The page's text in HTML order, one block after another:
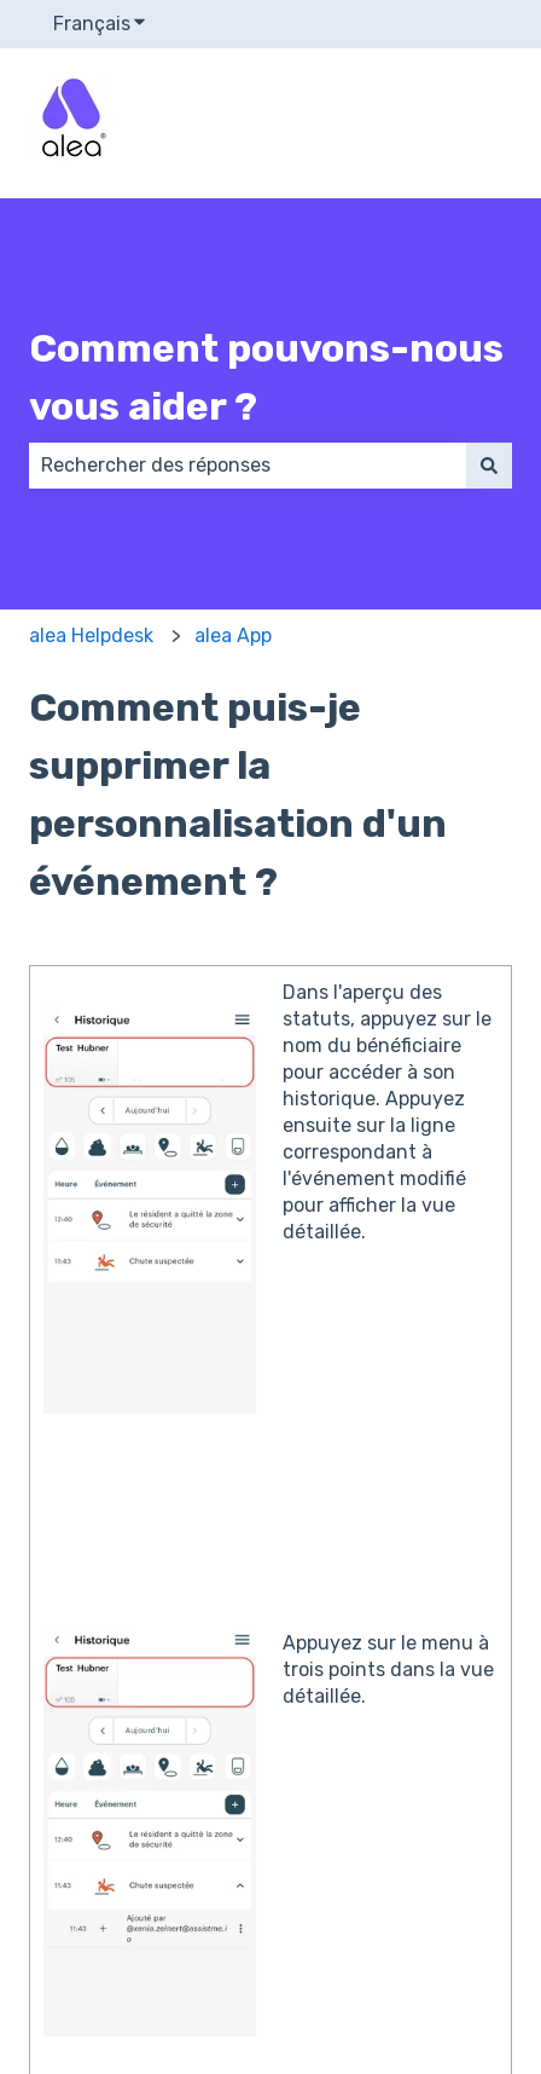
FrançaisAfficher le sous-menu pour les traductions
Comment pouvons-nous
vous aider ?
alea Helpdesk alea App
Comment puis-je
supprimer la
personnalisation d'un
événement ?
Dans l'aperçu des
statuts, appuyez sur le
nom du bénéficiaire
pour accéder à son
historique. Appuyez
ensuite sur la ligne
correspondant à
l'événement modifié
pour afficher la vue
détaillée.
Appuyez sur le menu à
trois points dans la vue
détaillée.